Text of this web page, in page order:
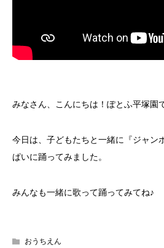
みなさん、こんにちは！ぽとふ平塚園
今日は、子どもたちと一緒に『ジャン
ぱいに踊ってみました。
みんなも一緒に歌って踊ってみてね♪
おうちえん